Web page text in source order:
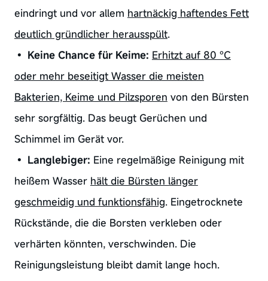
eindringt und vor allem hartnäckig haftendes Fett
deutlich gründlicher herausspült.
• Keine Chance für Keime: Erhitzt auf 80 °C
oder mehr beseitigt Wasser die meisten
Bakterien, Keime und Pilzsporen von den Bürsten
sehr sorgfältig. Das beugt Gerüchen und
Schimmel im Gerät vor.
• Langlebiger: Eine regelmäßige Reinigung mit
heißem Wasser hält die Bürsten länger
geschmeidig und funktionsfähig. Eingetrocknete
Rückstände, die die Borsten verkleben oder
verhärten könnten, verschwinden. Die
Reinigungsleistung bleibt damit lange hoch.